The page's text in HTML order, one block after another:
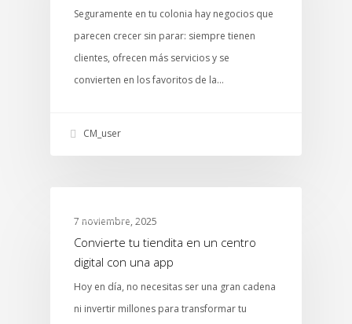
Seguramente en tu colonia hay negocios que
parecen crecer sin parar: siempre tienen
clientes, ofrecen más servicios y se
convierten en los favoritos de la…
CM_user
7 noviembre, 2025
Convierte tu tiendita en un centro
digital con una app
Hoy en día, no necesitas ser una gran cadena
ni invertir millones para transformar tu